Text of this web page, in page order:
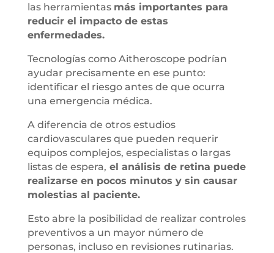
las herramientas más importantes para
reducir el impacto de estas
enfermedades.
Tecnologías como Aitheroscope podrían
ayudar precisamente en ese punto:
identificar el riesgo antes de que ocurra
una emergencia médica.
A diferencia de otros estudios
cardiovasculares que pueden requerir
equipos complejos, especialistas o largas
listas de espera, el análisis de retina puede
realizarse en pocos minutos y sin causar
molestias al paciente.
Esto abre la posibilidad de realizar controles
preventivos a un mayor número de
personas, incluso en revisiones rutinarias.